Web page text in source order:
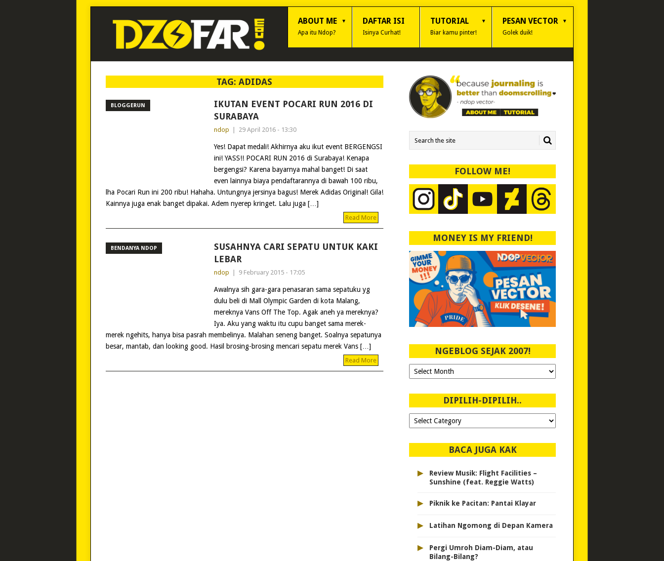
ABOUT ME
Apa itu Ndop?
DAFTAR ISI
Isinya Curhat!
TUTORIAL
Biar kamu pinter!
PESAN VECTOR
Golek duik!
TAG:ADIDAS
BLOGGERUN
IKUTAN EVENT POCARI RUN 2016 DI
SURABAYA
ndop 29 April 2016 - 13:30
Yes! Dapat medali! Akhirnya aku ikut event BERGENGSI
ini! YASS!! POCARI RUN 2016 di Surabaya! Kenapa
bergengsi? Karena bayarnya mahal banget! Di saat
even lainnya biaya pendaftarannya di bawah 100 ribu,
lha Pocari Run ini 200 ribu! Hahaha. Untungnya jersinya bagus! Merek Adidas Original! Gila!
Kainnya juga enak banget dipakai. Adem nyerep kringet. Lalu juga […]
Read More
BENDANYA NDOP
SUSAHNYA CARI SEPATU UNTUK KAKI
LEBAR
ndop 9 February 2015 - 17:05
Awalnya sih gara-gara penasaran sama sepatuku yg
dulu beli di Mall Olympic Garden di kota Malang,
mereknya Vans Off The Top. Agak aneh ya mereknya?
Iya. Aku yang waktu itu cupu banget sama merek-
merek ngehits, hanya bisa pasrah membelinya. Malahan seneng banget. Soalnya sepatunya
besar, mantab, dan looking good. Hasil brosing-brosing mencari sepatu merek Vans […]
Read More
FOLLOW ME!
MONEY IS MY FRIEND!
NGEBLOG SEJAK 2007!
Ngeblog
Sejak
DIPILIH-DIPILIH..
Dipilih-
dipilih..
BACA JUGA KAK
▸
Review Musik: Flight Facilities –
Sunshine (feat. Reggie Watts)
▸ Piknik ke Pacitan: Pantai Klayar
▸ Latihan Ngomong di Depan Kamera
▸
Pergi Umroh Diam-Diam, atau
Bilang-Bilang?